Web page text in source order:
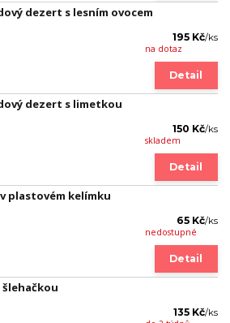
dezert s lesním ovocem
195 Kč/ks
na dotaz
Detail
dezert s limetkou
150 Kč/ks
skladem
Detail
plastovém kelímku
65 Kč/ks
nedostupné
Detail
šlehačkou
135 Kč/ks